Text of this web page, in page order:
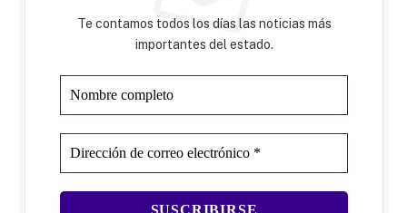
Te contamos todos los días las noticias más
importantes del estado.